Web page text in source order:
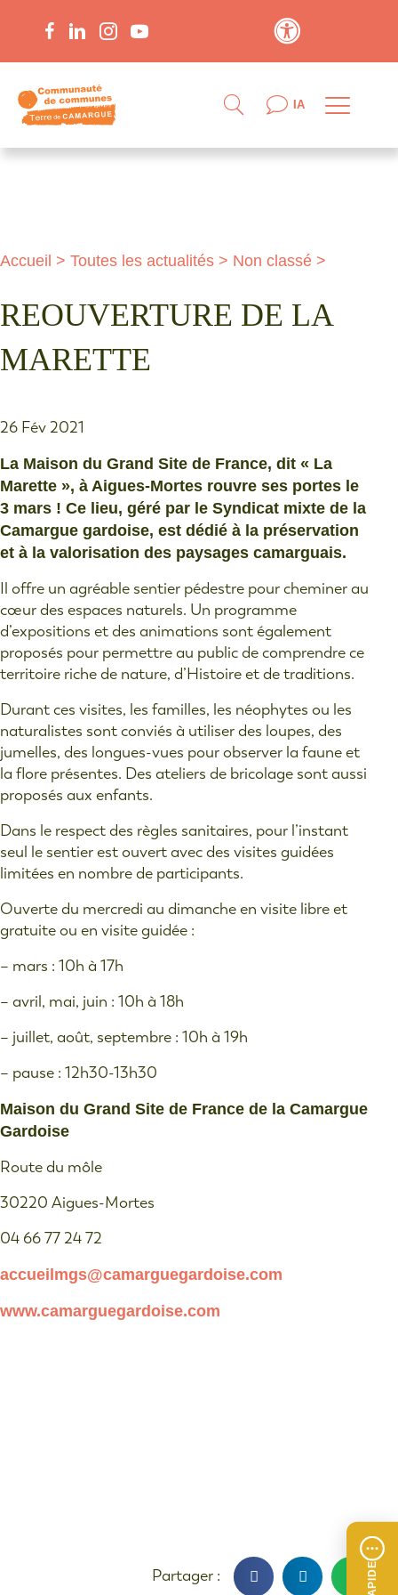
IA
Accueil > Toutes les actualités > Non classé >
REOUVERTURE DE LA
MARETTE
26 Fév 2021
La Maison du Grand Site de France, dit « La
Marette », à Aigues-Mortes rouvre ses portes le
3 mars ! Ce lieu, géré par le Syndicat mixte de la
Camargue gardoise, est dédié à la préservation
et à la valorisation des paysages camarguais.
Il offre un agréable sentier pédestre pour cheminer au
cœur des espaces naturels. Un programme
d’expositions et des animations sont également
proposés pour permettre au public de comprendre ce
territoire riche de nature, d’Histoire et de traditions.
Durant ces visites, les familles, les néophytes ou les
naturalistes sont conviés à utiliser des loupes, des
jumelles, des longues-vues pour observer la faune et
la flore présentes. Des ateliers de bricolage sont aussi
proposés aux enfants.
Dans le respect des règles sanitaires, pour l’instant
seul le sentier est ouvert avec des visites guidées
limitées en nombre de participants.
Ouverte du mercredi au dimanche en visite libre et
gratuite ou en visite guidée :
– mars : 10h à 17h
– avril, mai, juin : 10h à 18h
– juillet, août, septembre : 10h à 19h
– pause : 12h30-13h30
Maison du Grand Site de France de la Camargue
Gardoise
Route du môle
30220 Aigues-Mortes
04 66 77 24 72
accueilmgs@camarguegardoise.com
www.camarguegardoise.com